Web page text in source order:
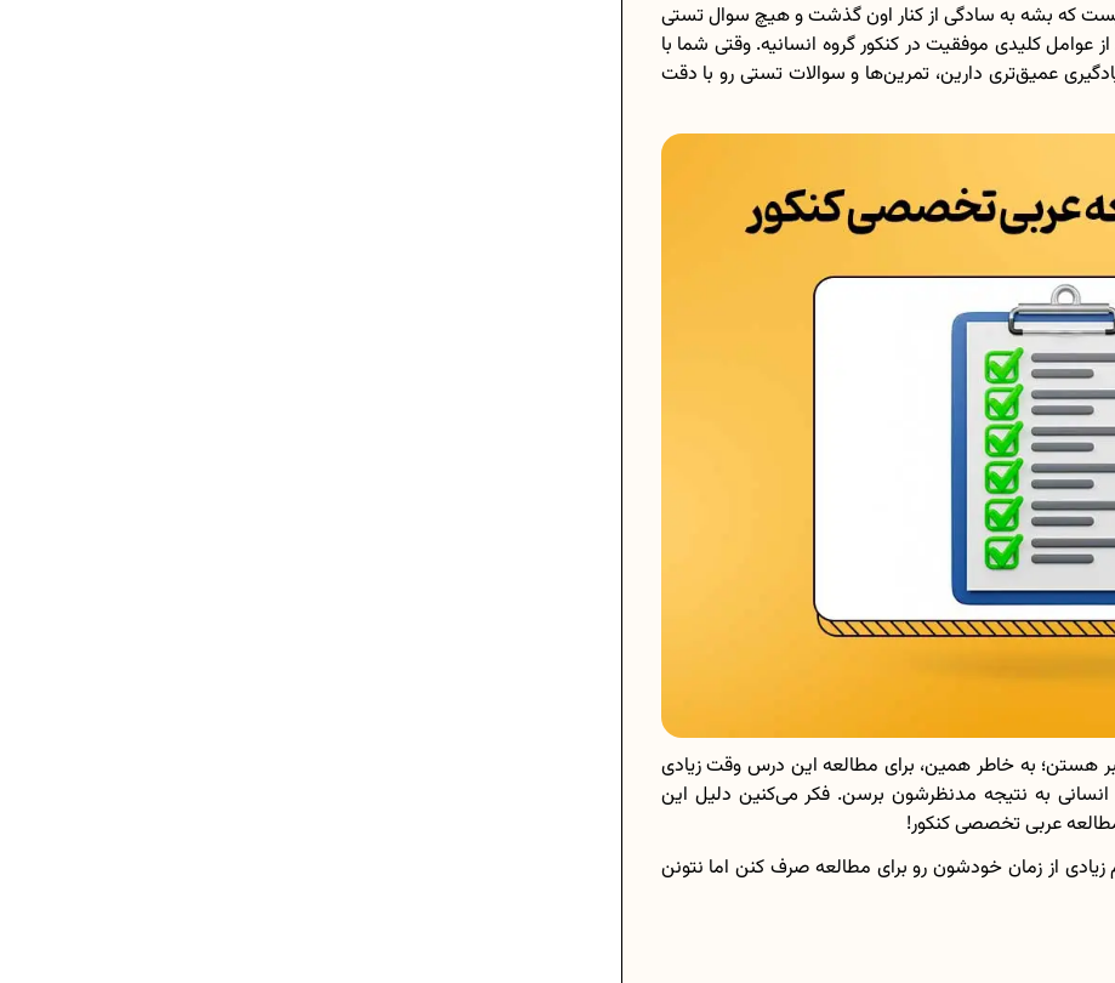
که بشه به سادگی از کنار اون گذشت و هیچ سوال تستی
کلیدی موفقیت در کنکور گروه انسانیه. وقتی شما با
عمیق‌تری دارین، تمرین‌ها و سوالات تستی رو با دقت
هستن؛ به خاطر همین، برای مطالعه این درس وقت زیادی
به نتیجه مدنظرشون برسن. فکر می‌کنین دلیل این
عربی تخصصی کنکور!
از زمان خودشون رو برای مطالعه صرف کنن اما نتونن